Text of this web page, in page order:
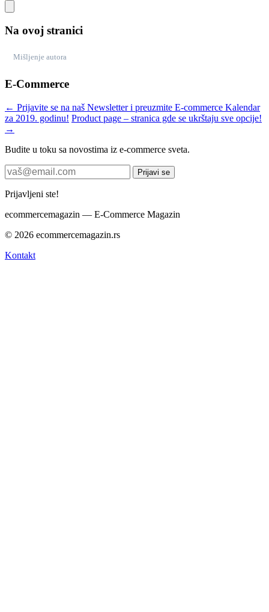
Na ovoj stranici
Mišljenje autora
E-Commerce
← Prijavite se na naš Newsletter i preuzmite E-commerce Kalendar
za 2019. godinu! Product page – stranica gde se ukrštaju sve opcije!
→
Budite u toku sa novostima iz e-commerce sveta.
Prijavi se
Prijavljeni ste!
ecommercemagazin — E-Commerce Magazin
© 2026 ecommercemagazin.rs
Kontakt